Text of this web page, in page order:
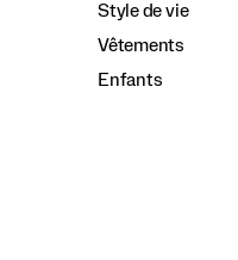
Style de vie
Vêtements
Enfants